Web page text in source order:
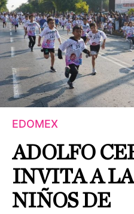
EDOMEX
ADOLFO
INVITA A
NIÑOS DE